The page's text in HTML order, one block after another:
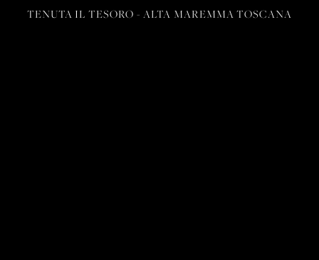
TENUTA IL TESORO - ALTA MAREMMA TOSCANA